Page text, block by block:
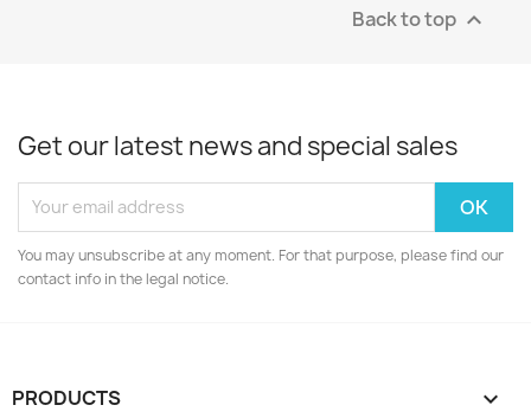
Back to top 
Get our latest news and special sales
You may unsubscribe at any moment. For that purpose, please find our
contact info in the legal notice.
PRODUCTS 